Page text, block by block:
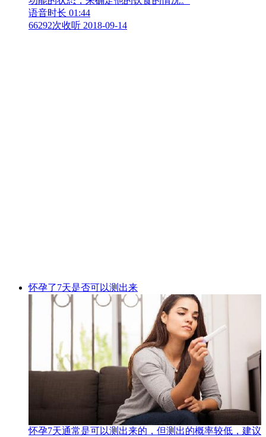
语音时长 01:44
66292次收听 2018-09-14
怀孕了7天是否可以测出来
怀孕7天通常是可以测出来的，但测出的概率较低，建议